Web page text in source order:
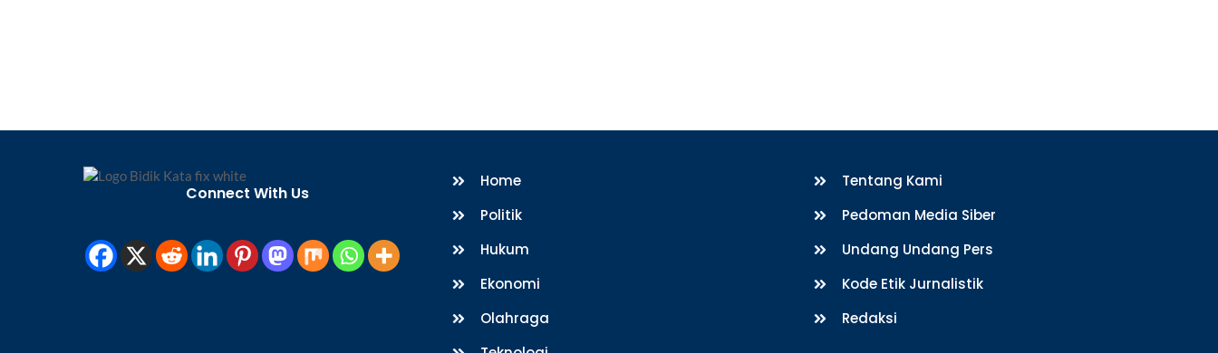
Connect With Us
Home
Politik
Hukum
Ekonomi
Olahraga
Tentang Kami
Pedoman Media Siber
Undang Undang Pers
Kode Etik Jurnalistik
Redaksi